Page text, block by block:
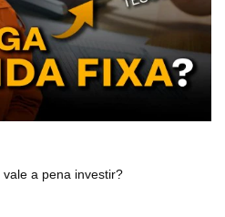
a pena investir?